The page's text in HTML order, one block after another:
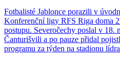
Fotbalisté Jablonce porazili v
Konferenční ligy RFS Riga doma
postupu. Severočechy poslal v 18.
Čanturišvili a po pauze přidal
programu za týden na stadionu